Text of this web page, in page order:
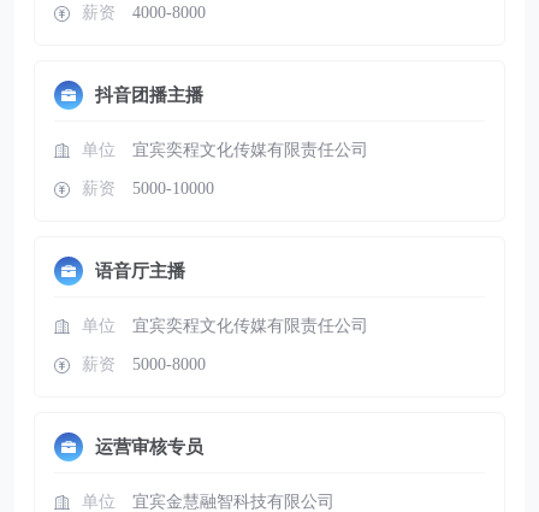
薪资 4000-8000
抖音团播主播
单位 宜宾奕程文化传媒有限责任公司
薪资 5000-10000
语音厅主播
单位 宜宾奕程文化传媒有限责任公司
薪资 5000-8000
运营审核专员
单位 宜宾金慧融智科技有限公司